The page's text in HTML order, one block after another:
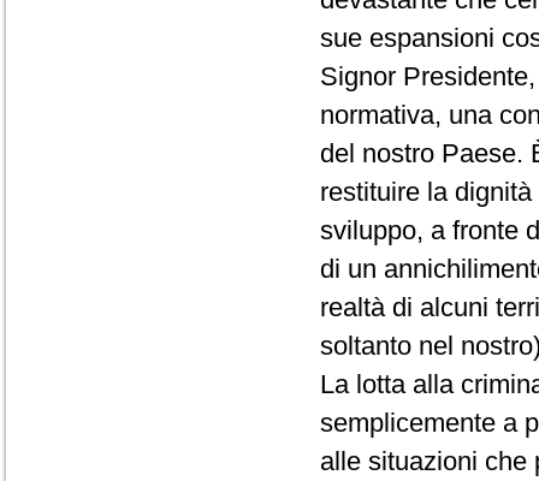
sue espansioni
Signor
normativa, una
del nostro Paese.
restituire la
sviluppo, a fronte
di un
realtà di alcuni
soltanto nel
La lotta alla
semplicemente a
alle situazioni che